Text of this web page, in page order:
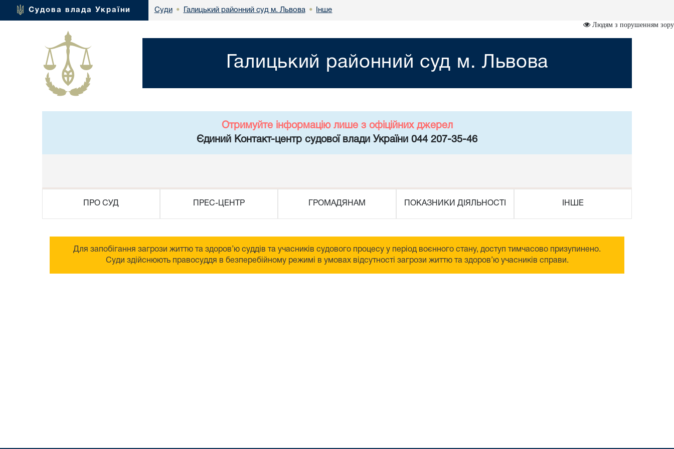
Судова влада України Суди • Галицький районний суд м. Львова • Інше
Людям з порушенням зору
Галицький районний суд м. Львова
Отримуйте інформацію лише з офіційних джерел
Єдиний Контакт-центр судової влади України 044 207-35-46
ПРО СУД ПРЕС-ЦЕНТР ГРОМАДЯНАМ ПОКАЗНИКИ ДІЯЛЬНОСТІ ІНШЕ
Для запобігання загрози життю та здоров’ю суддів та учасників судового процесу у період воєнного стану, доступ тимчасово призупинено.
Суди здійснюють правосуддя в безперебійному режимі в умовах відсутності загрози життю та здоров’ю учасників справи.